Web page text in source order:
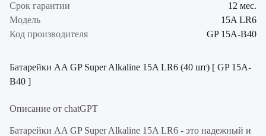
Срок гарантии
12 мес.
Модель
15A LR6
Код производителя
GP 15A-B40
Батарейки AA GP Super Alkaline 15A LR6 (40 шт) [ GP 15A-
B40 ]
Описание от chatGPT
Батарейки AA GP Super Alkaline 15A LR6 - это надежный и